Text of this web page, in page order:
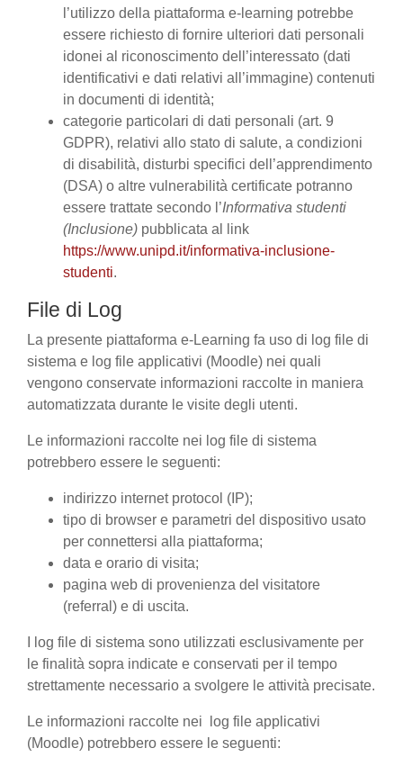
l’utilizzo della piattaforma e-learning potrebbe
essere richiesto di fornire ulteriori dati personali
idonei al riconoscimento dell’interessato (dati
identificativi e dati relativi all’immagine) contenuti
in documenti di identità;
categorie particolari di dati personali (art. 9
GDPR), relativi allo stato di salute, a condizioni
di disabilità, disturbi specifici dell’apprendimento
(DSA) o altre vulnerabilità certificate potranno
essere trattate secondo l’Informativa studenti
(Inclusione) pubblicata al link
https://www.unipd.it/informativa-inclusione-
studenti.
File di Log
La presente piattaforma e-Learning fa uso di log file di
sistema e log file applicativi (Moodle) nei quali
vengono conservate informazioni raccolte in maniera
automatizzata durante le visite degli utenti.
Le informazioni raccolte nei log file di sistema
potrebbero essere le seguenti:
indirizzo internet protocol (IP);
tipo di browser e parametri del dispositivo usato
per connettersi alla piattaforma;
data e orario di visita;
pagina web di provenienza del visitatore
(referral) e di uscita.
I log file di sistema sono utilizzati esclusivamente per
le finalità sopra indicate e conservati per il tempo
strettamente necessario a svolgere le attività precisate.
Le informazioni raccolte nei log file applicativi
(Moodle) potrebbero essere le seguenti: